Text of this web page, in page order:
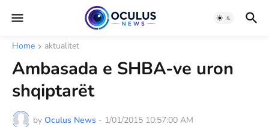
Home aktualitet
Ambasada e SHBA-ve uron
shqiptarët
by Oculus News - 1/01/2015 10:57:00 AM